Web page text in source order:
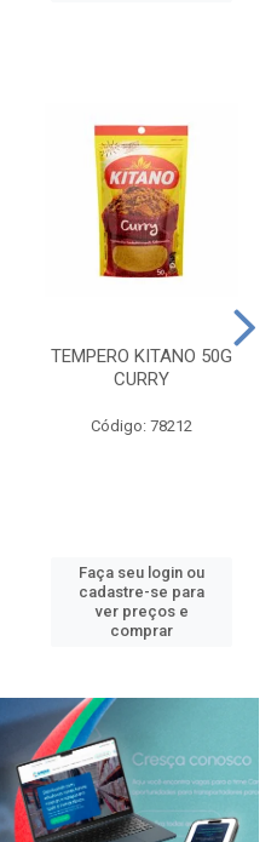
TEMPERO KITANO 50G
CURRY
Código: 78212
Faça seu login ou
cadastre-se para
ver preços e
comprar